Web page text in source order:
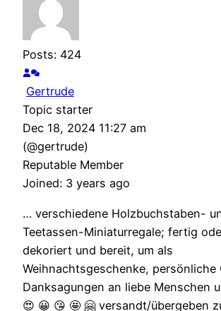
Posts: 424
Gertrude
Topic starter
Dec 18, 2024 11:27 am
(@gertrude)
Reputable Member
Joined: 3 years ago
… verschiedene Holzbuchstaben-
Teetassen-Miniaturregale; fertig
dekoriert und bereit, um als
Weihnachtsgeschenke, persönliche
Danksagungen an liebe Menschen
😍 😀 😘 🤩 🤗 versandt/übergeben